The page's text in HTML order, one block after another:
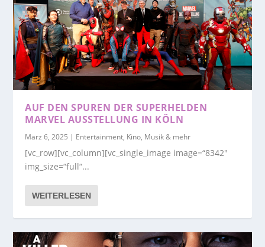
AUF DEN SPUREN DER SUPERHELDEN
MARVEL AUSSTELLUNG IN KÖLN
März 6, 2025 | Entertainment, Kino, Musik & mehr
[vc_row][vc_column][vc_single_image image=“8342″
img_size=“full“...
WEITERLESEN